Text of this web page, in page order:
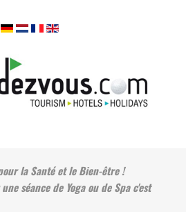
la Santé et le Bien-être !
séance de Yoga ou de Spa c'est